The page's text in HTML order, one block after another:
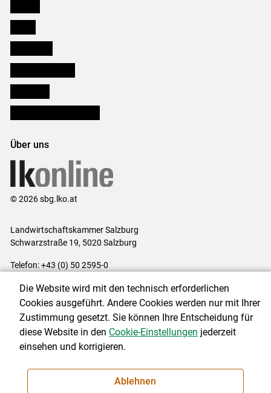
Über uns
© 2026 sbg.lko.at
Landwirtschaftskammer Salzburg
Schwarzstraße 19, 5020 Salzburg
Telefon: +43 (0) 50 2595-0
Impressum|Kontakt|Datenschutzerklärung|Barrierefreiheit|
Cookie-Einstellungen
NEWSLETTER
Die Website wird mit den technisch erforderlichen
Cookies ausgeführt. Andere Cookies werden nur mit Ihrer
Zustimmung gesetzt. Sie können Ihre Entscheidung für
diese Website in den Cookie-Einstellungen jederzeit
einsehen und korrigieren.
Ablehnen